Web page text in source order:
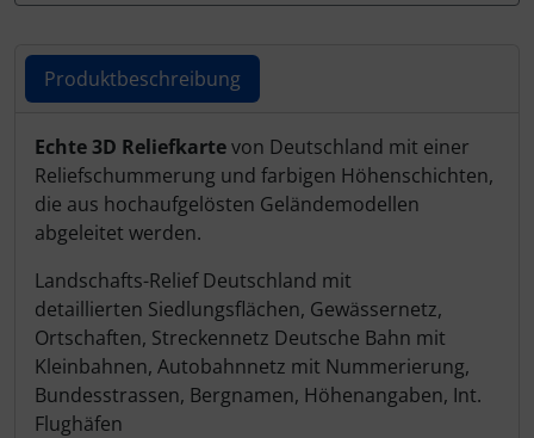
Produktbeschreibung
Produktbeschreibung
Echte 3D Reliefkartevon Deutschland mit einer
Reliefschummerung und farbigen Höhenschichten,
die aus hochaufgelösten Geländemodellen
abgeleitet werden.
Landschafts-Relief Deutschland mit
detaillierten Siedlungsflächen, Gewässernetz,
Ortschaften, Streckennetz Deutsche Bahn mit
Kleinbahnen, Autobahnnetz mit Nummerierung,
Bundesstrassen, Bergnamen, Höhenangaben, Int.
Flughäfen
Warn- und Schutzfolien